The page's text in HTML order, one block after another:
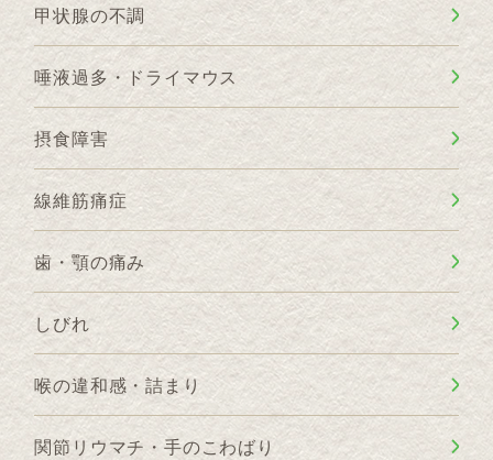
甲状腺の不調
唾液過多・ドライマウス
摂食障害
線維筋痛症
歯・顎の痛み
しびれ
喉の違和感・詰まり
関節リウマチ・手のこわばり